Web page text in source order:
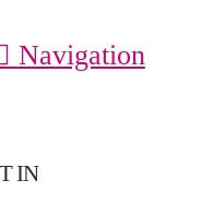
Navigation
IN